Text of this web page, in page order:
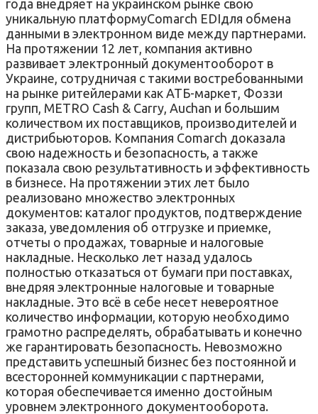
года внедряет на украинском рынке свою
уникальную платформуComarch EDIдля обмена
данными в электронном виде между партнерами.
На протяжении 12 лет, компания активно
развивает электронный документооборот в
Украине, сотрудничая с такими востребованными
на рынке ритейлерами как АТБ-маркет, Фоззи
групп, METRO Cash & Carry, Auchan и большим
количеством их поставщиков, производителей и
дистрибьюторов. Компания Comarch доказала
свою надежность и безопасность, а также
показала свою результативность и эффективность
в бизнесе. На протяжении этих лет было
реализовано множество электронных
документов: каталог продуктов, подтверждение
заказа, уведомления об отгрузке и приемке,
отчеты о продажах, товарные и налоговые
накладные. Несколько лет назад удалось
полностью отказаться от бумаги при поставках,
внедряя электронные налоговые и товарные
накладные. Это всё в себе несет невероятное
количество информации, которую необходимо
грамотно распределять, обрабатывать и конечно
же гарантировать безопасность. Невозможно
представить успешный бизнес без постоянной и
всесторонней коммуникации с партнерами,
которая обеспечивается именно достойным
уровнем электронного документооборота.